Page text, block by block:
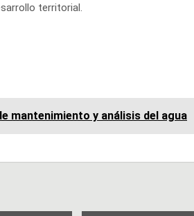
territorial.
mantenimiento y análisis del agua